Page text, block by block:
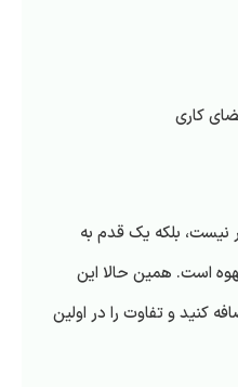
کاری
نیست، بلکه یک قدم به
است. همین حالا این
کنید و تفاوت را در اولین